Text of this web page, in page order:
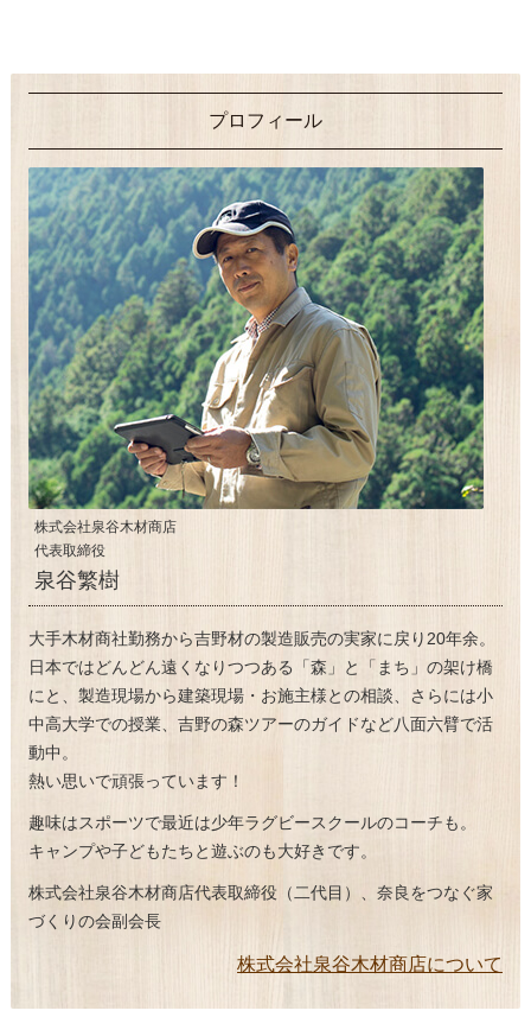
プロフィール
株式会社泉谷木材商店
代表取締役
泉谷繁樹
大手木材商社勤務から吉野材の製造販売の実家に戻り20年余。
日本ではどんどん遠くなりつつある「森」と「まち」の架け橋
にと、製造現場から建築現場・お施主様との相談、さらには小
中高大学での授業、吉野の森ツアーのガイドなど八面六臂で活
動中。
熱い思いで頑張っています！
趣味はスポーツで最近は少年ラグビースクールのコーチも。
キャンプや子どもたちと遊ぶのも大好きです。
株式会社泉谷木材商店代表取締役（二代目）、奈良をつなぐ家
づくりの会副会長
株式会社泉谷木材商店について